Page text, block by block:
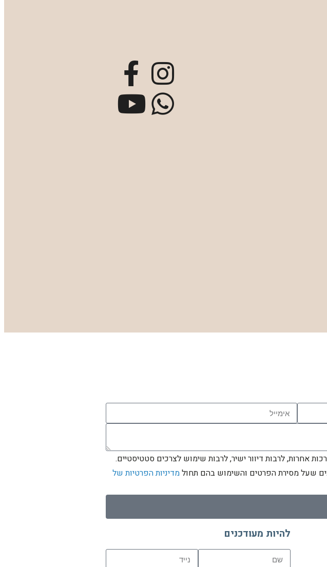
אחרות, לרבות דיוור ישיר, לרבות שימוש לצרכים סטטיסטיים.
שעל מסירת הפרטים והשימוש בהם תחולמדיניות הפרטיות של
להיות מעודכנים